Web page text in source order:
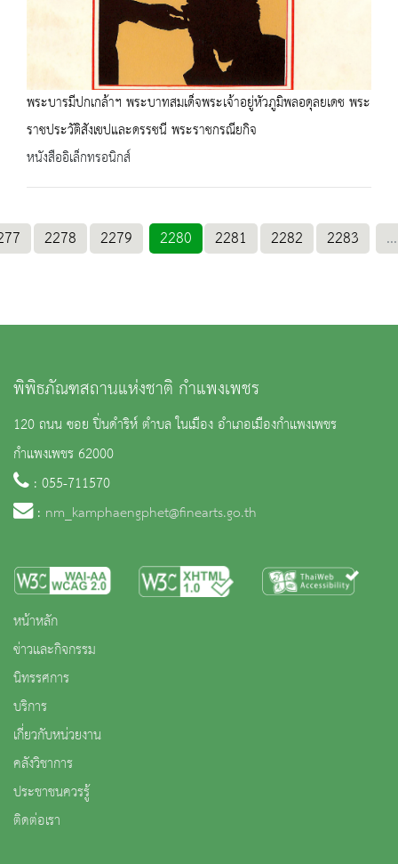
พระบารมีปกเกล้าฯ พระบาทสมเด็จพระเจ้าอยู่หัวภูมิพลอดุลยเดช พระ
ราชประวัติสังเขปและดรรชนี พระราชกรณียกิจ
หนังสืออิเล็กทรอนิกส์
2278 2279 2280 2281 2282 2283 ...
พิพิธภัณฑสถานแห่งชาติ กำแพงเพชร
120 ถนน ซอย ปิ่นดำริห์ ตำบล ในเมือง อำเภอเมืองกำแพงเพชร
กำแพงเพชร 62000
: 055-711570
: nm_kamphaengphet@finearts.go.th
หน้าหลัก
ข่าวและกิจกรรม
นิทรรศการ
บริการ
เกี่ยวกับหน่วยงาน
คลังวิชาการ
ประชาชนควรรู้
ติดต่อเรา